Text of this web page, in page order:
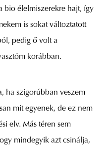
bio élelmiszerekre hajt, így
is sokat változtatott
pedig ő volt a
korábban.
ha szigorúbban veszem
mit egyenek, de ez nem
elv. Más téren sem
mindegyik azt csinálja,